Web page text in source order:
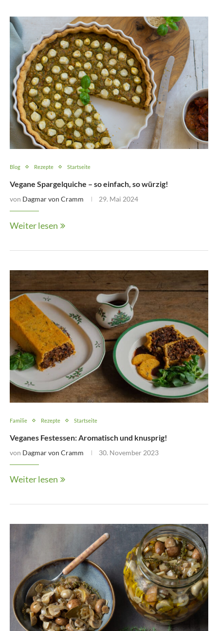
Blog Rezepte Startseite
Vegane Spargelquiche – so einfach, so würzig!
von Dagmar von Cramm 29. Mai 2024
Weiter lesen
Familie Rezepte Startseite
Veganes Festessen: Aromatisch und knusprig!
von Dagmar von Cramm 30. November 2023
Weiter lesen